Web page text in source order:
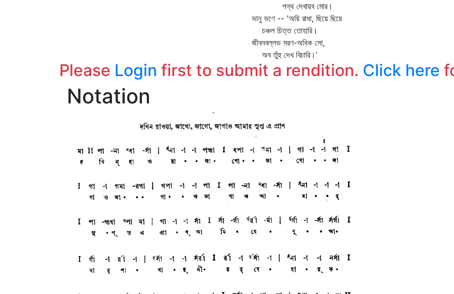
পন্থ দেখায়ব মোর।
ভানু ভণে -- 'অয়ি রাধা, ছিয়ে ছিয়ে
চঞ্চল চিত্ত তোহারি।
জীবনবল্লভ মরণ-অধিক সো,
অব তুঁহু দেখ বিচারি।'
Please Login first to submit a rendition. Click here
Notation